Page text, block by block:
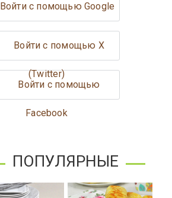
Войти с помощью Google
Войти с помощью X
(Twitter)
Войти с помощью
Facebook
ПОПУЛЯРНЫЕ